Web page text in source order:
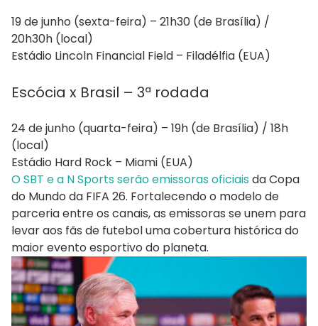
19 de junho (sexta-feira) – 21h30 (de Brasília) /
20h30h (local)
Estádio Lincoln Financial Field – Filadélfia (EUA)
Escócia x Brasil – 3ª rodada
24 de junho (quarta-feira) – 19h (de Brasília) / 18h
(local)
Estádio Hard Rock – Miami (EUA)
O SBT e a N Sports serão emissoras oficiaisda Copa
do Mundo da FIFA 26. Fortalecendo o modelo de
parceria entre os canais, as emissoras se unem para
levar aos fãs de futebol uma cobertura histórica do
maior evento esportivo do planeta.